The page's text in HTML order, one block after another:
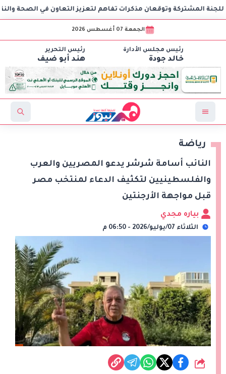
وتوقعان مذكرات تفاهم لتعزيز التعاون في الصحة والنقل
الجمعة 07 أغسطس 2026
رئيس مجلس الأدارة
خالد جودة
رئيس التحرير
هند أبو ضيف
رياضة
النائب أسامة شرشر يدعو المصريين والعرب
والفلسطينيين لتكثيف الدعاء لمنتخب مصر
قبل مواجهة الأرجنتين
بياره مجدي
الثلاثاء 07/يوليو/2026 - 06:50 م
شارك